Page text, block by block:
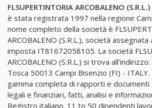
FLSUPERTINTORIA ARCOBALENO (S.R.L.)
è stata registrata 1997 nella regione
nome completo della società è
ARCOBALENO (S.R.L.), società
imposta IT81672058105. La società
ARCOBALENO (S.R.L.) si trova
Tosca 50013 Campi Bisenzio (FI) -
gamma completa di rapporti e
legali e finanziari, fatti, analisi e
Registro italiano. 11 to 50 dipendenti